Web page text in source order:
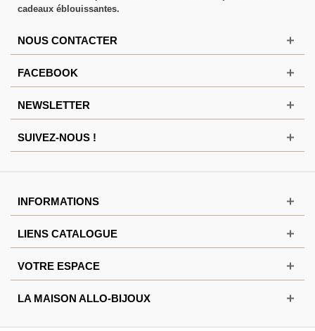
cadeaux éblouissantes.
NOUS CONTACTER
FACEBOOK
NEWSLETTER
SUIVEZ-NOUS !
INFORMATIONS
LIENS CATALOGUE
VOTRE ESPACE
LA MAISON ALLO-BIJOUX